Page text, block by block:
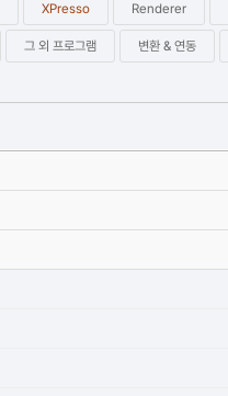
XPresso Renderer
그 외 프로그램 변환 & 연동